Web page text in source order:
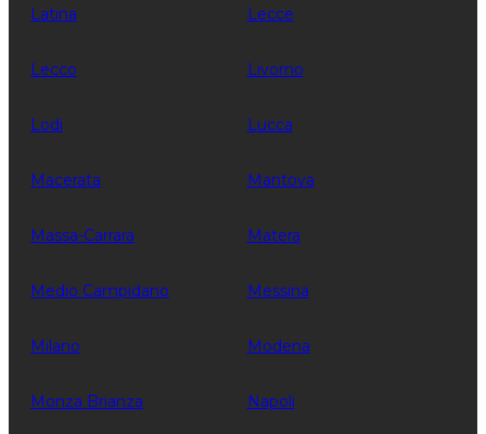
Latina Lecce
Lecco Livorno
Lodi Lucca
Macerata Mantova
Massa-Carrara Matera
Medio Campidano Messina
Milano Modena
Monza Brianza Napoli